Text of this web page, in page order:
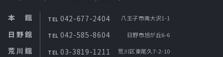
本館 TEL 042-677-2404 八王子市南大沢1-1
日野館 TEL 042-585-8604 日野市旭が丘6-6
荒川館 TEL 03-3819-1211 荒川区東尾久7-2-10